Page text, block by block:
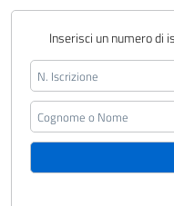
Inserisci un numero di